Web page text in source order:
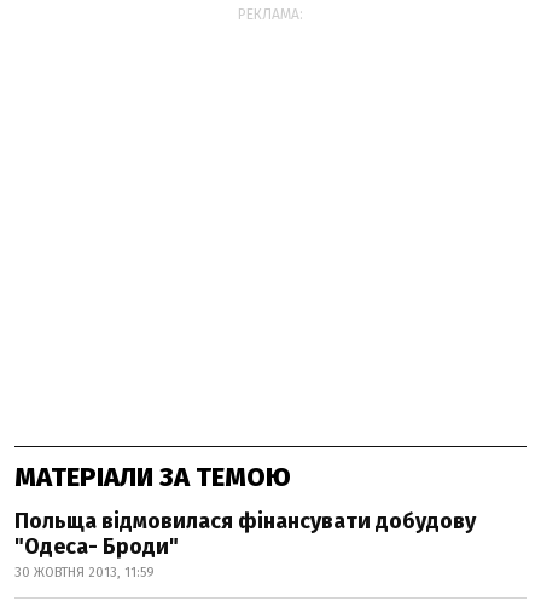
РЕКЛАМА:
МАТЕРІАЛИ ЗА ТЕМОЮ
Польща відмовилася фінансувати добудову
"Одеса- Броди"
30 ЖОВТНЯ 2013, 11:59